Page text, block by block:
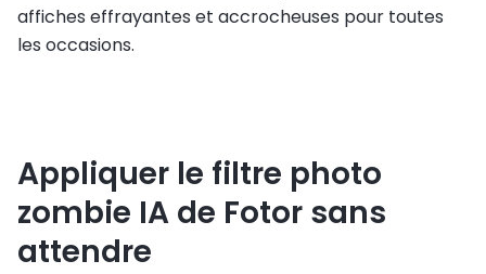
affiches effrayantes et accrocheuses pour toutes
les occasions.
Appliquer le filtre photo
zombie IA de Fotor sans
attendre